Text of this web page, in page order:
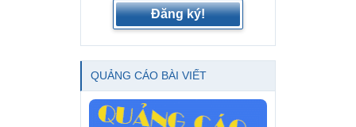
Đăng ký!
QUẢNG CÁO BÀI VIẾT